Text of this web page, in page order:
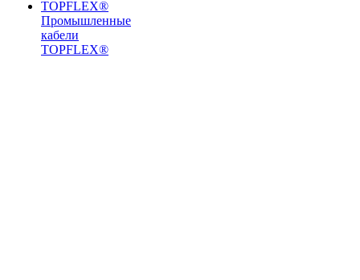
Промышленные
кабели
TOPFLEX®